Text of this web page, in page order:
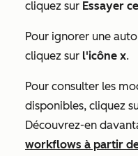
cliquez sur Essayer
Pour ignorer une
cliquez sur l'icône x.
Pour consulter les
disponibles, cliquez
Découvrez-en
workflows à partir